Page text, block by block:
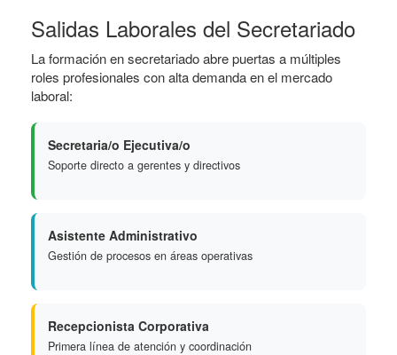
Salidas Laborales del Secretariado
La formación en secretariado abre puertas a múltiples
roles profesionales con alta demanda en el mercado
laboral:
Secretaria/o Ejecutiva/o
Soporte directo a gerentes y directivos
Asistente Administrativo
Gestión de procesos en áreas operativas
Recepcionista Corporativa
Primera línea de atención y coordinación